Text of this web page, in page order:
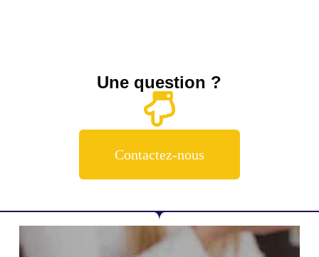
Une question ?
Contactez-nous